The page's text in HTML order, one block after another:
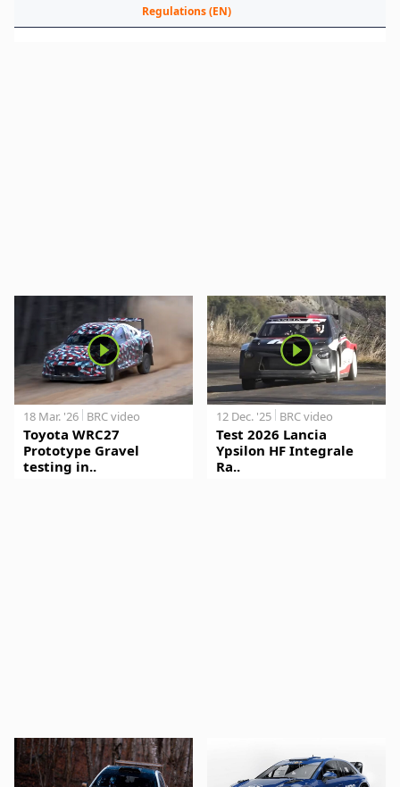
Regulations (EN)
18 Mar. '26 BRC video
Toyota WRC27
Prototype Gravel
testing in..
12 Dec. '25 BRC video
Test 2026 Lancia
Ypsilon HF Integrale
Ra..